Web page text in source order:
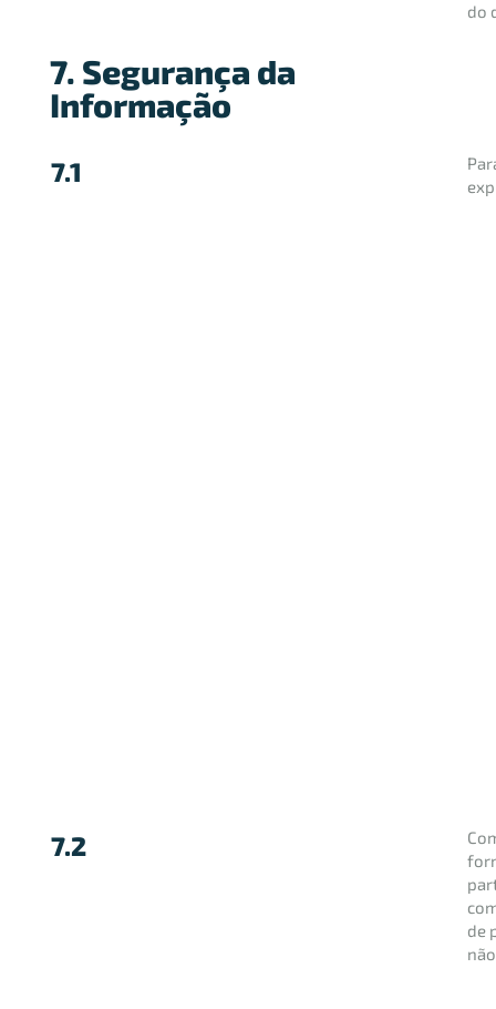
do
7. Segurança da
Informação
7.1
7.2
de